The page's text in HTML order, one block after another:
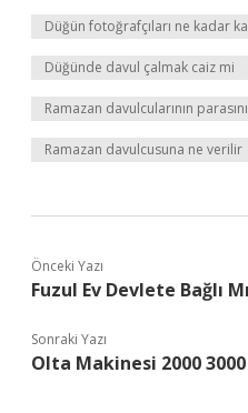
Düğün fotoğrafçıları ne kadar
Düğünde davul çalmak caiz mi
Ramazan davulcularının
Ramazan davulcusuna ne verilir
Önceki Yazı
Fuzul Ev Devlete Bağlı Mı
Sonraki Yazı
Olta Makinesi 2000